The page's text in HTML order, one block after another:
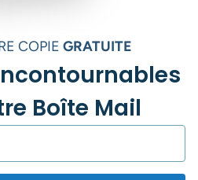
COPIE GRATUITE
Boîte Mail